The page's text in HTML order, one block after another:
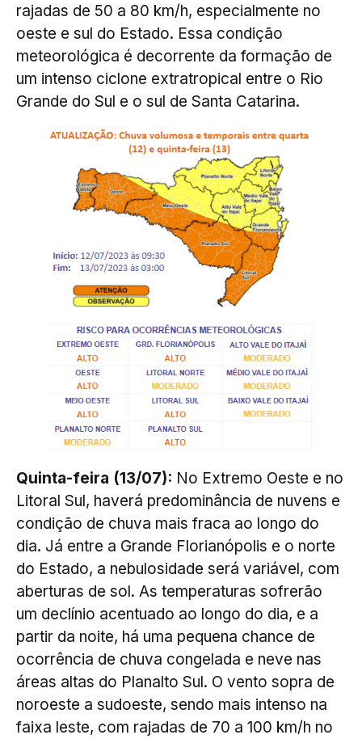
rajadas de 50 a 80 km/h, especialmente no
oeste e sul do Estado. Essa condição
meteorológica é decorrente da formação de
um intenso ciclone extratropical entre o Rio
Grande do Sul e o sul de Santa Catarina.
Quinta-feira (13/07): No Extremo Oeste e no
Litoral Sul, haverá predominância de nuvens e
condição de chuva mais fraca ao longo do
dia. Já entre a Grande Florianópolis e o norte
do Estado, a nebulosidade será variável, com
aberturas de sol. As temperaturas sofrerão
um declínio acentuado ao longo do dia, e a
partir da noite, há uma pequena chance de
ocorrência de chuva congelada e neve nas
áreas altas do Planalto Sul. O vento sopra de
noroeste a sudoeste, sendo mais intenso na
faixa leste, com rajadas de 70 a 100 km/h no